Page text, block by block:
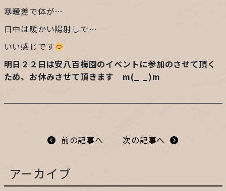
お問い合わせ
サイトマップ
寒暖差で体が…
日中は暖かい陽射しで…
いい感じです
明日２２日は安八百梅園のイベントに参加のさせて頂く
ため、 お休みさせて頂きます m(_ _)m
前の記事へ 次の記事へ
アーカイブ